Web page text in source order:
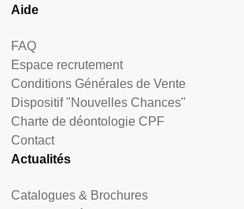
Aide
FAQ
Espace recrutement
Conditions Générales de Vente
Dispositif "Nouvelles Chances"
Charte de déontologie CPF
Contact
Actualités
Catalogues & Brochures